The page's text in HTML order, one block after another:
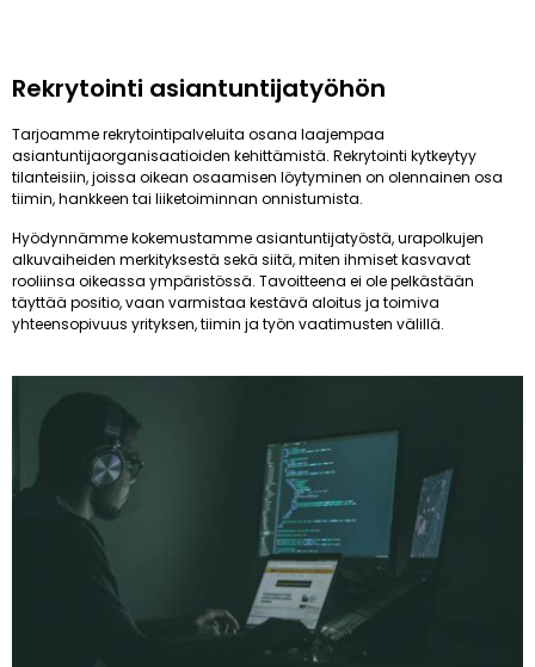
Rekrytointi asiantuntijatyöhön
Tarjoamme rekrytointipalveluita osana laajempaa
asiantuntijaorganisaatioiden kehittämistä. Rekrytointi kytkeytyy
tilanteisiin, joissa oikean osaamisen löytyminen on olennainen osa
tiimin, hankkeen tai liiketoiminnan onnistumista.
Hyödynnämme kokemustamme asiantuntijatyöstä, urapolkujen
alkuvaiheiden merkityksestä sekä siitä, miten ihmiset kasvavat
rooliinsa oikeassa ympäristössä. Tavoitteena ei ole pelkästään
täyttää positio, vaan varmistaa kestävä aloitus ja toimiva
yhteensopivuus yrityksen, tiimin ja työn vaatimusten välillä.